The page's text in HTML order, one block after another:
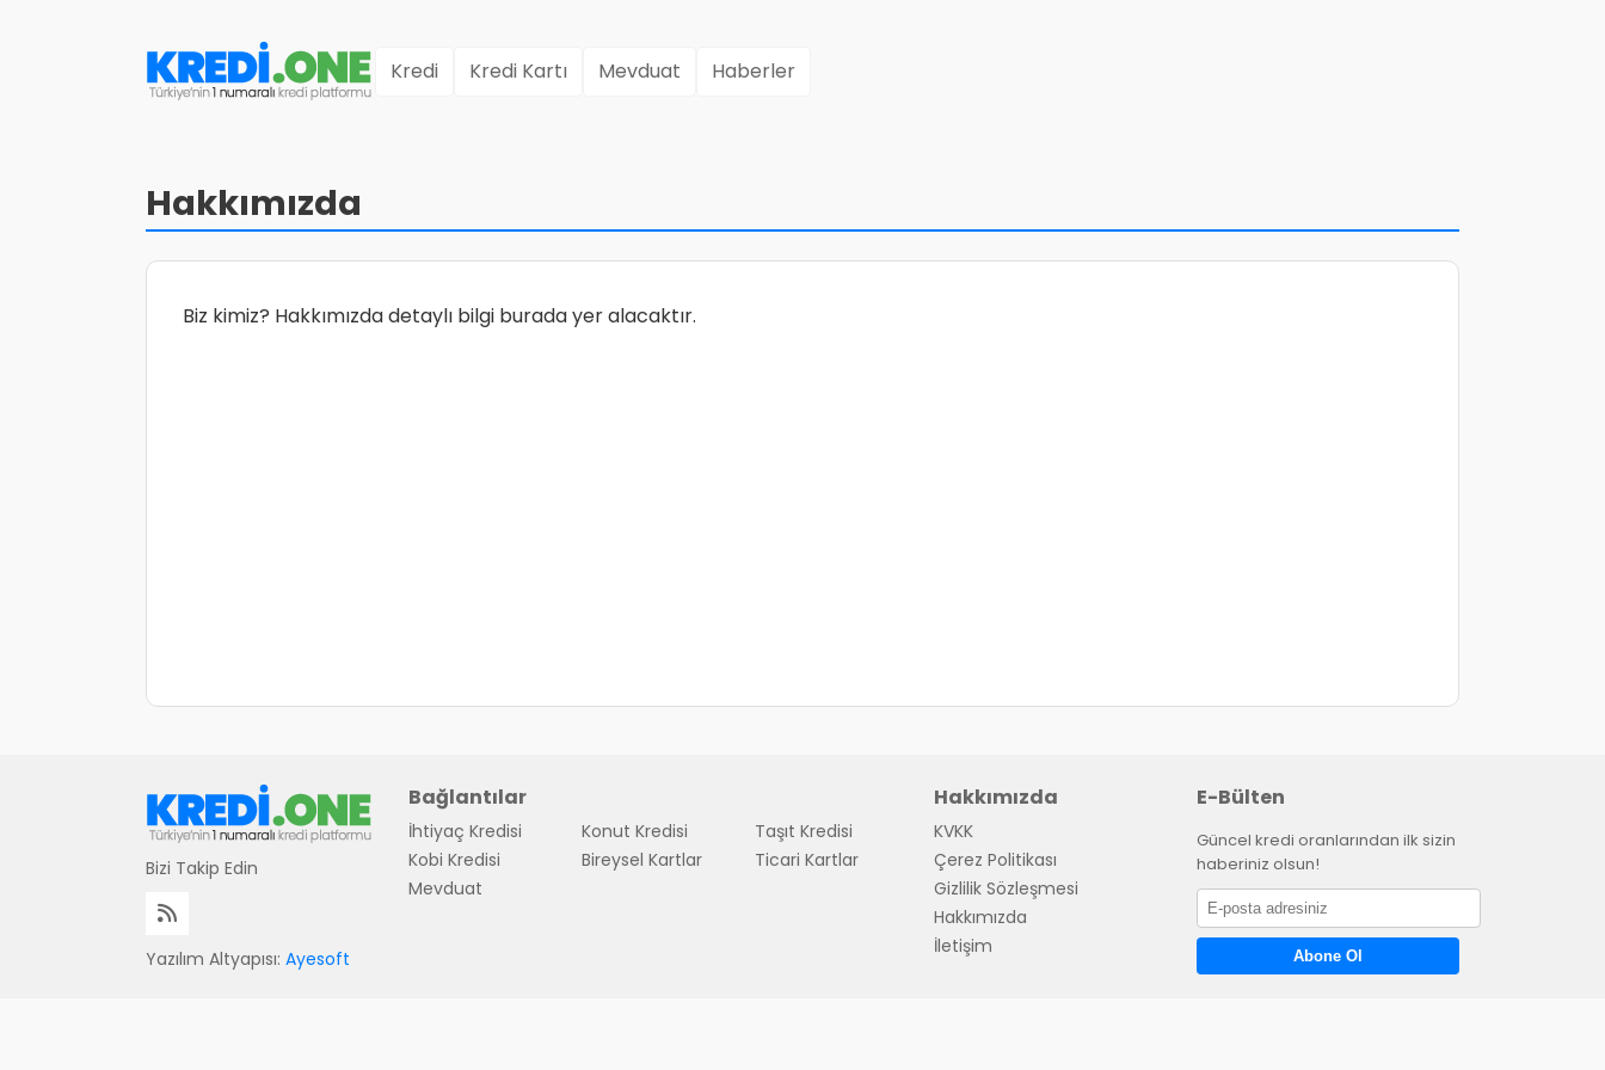
Kredi Kredi Kartı Mevduat Haberler
Hakkımızda
Biz kimiz? Hakkımızda detaylı bilgi burada yer alacaktır.
Bizi Takip Edin
Yazılım Altyapısı: Ayesoft
Bağlantılar
İhtiyaç Kredisi Konut Kredisi
Taşıt Kredisi
Kobi Kredisi
Bireysel Kartlar
Ticari Kartlar
Mevduat
Hakkımızda
KVKK
Çerez Politikası
Gizlilik Sözleşmesi
Hakkımızda
İletişim
E-Bülten
Güncel kredi oranlarından ilk sizin
haberiniz olsun!
Abone Ol